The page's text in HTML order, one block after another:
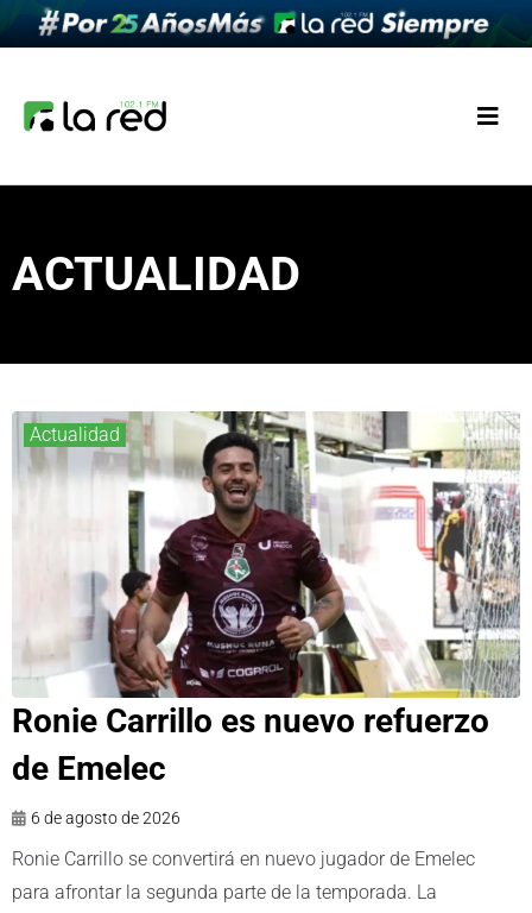
ACTUALIDAD
Actualidad
Ronie Carrillo es nuevo refuerzo
de Emelec
6 de agosto de 2026
Ronie Carrillo se convertirá en nuevo jugador de Emelec
para afrontar la segunda parte de la temporada. La